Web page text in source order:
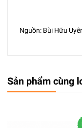
Nguồn: Bùi Hữu
Sản phẩm cùng